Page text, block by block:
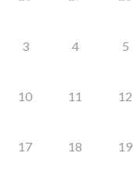
3 4 5
10 11 12
17 18 19